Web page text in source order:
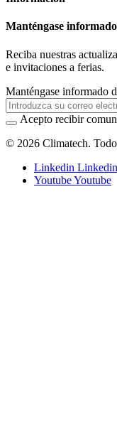
Manténgase
Reciba nuestras
e invitaciones a ferias.
Manténgase informado
Acepto recibir
© 2026 Climatech.
Linkedin Linkedin
YoutubeYoutube